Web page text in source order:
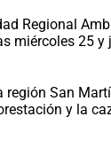
Regional
miércoles 25 y
San
y la